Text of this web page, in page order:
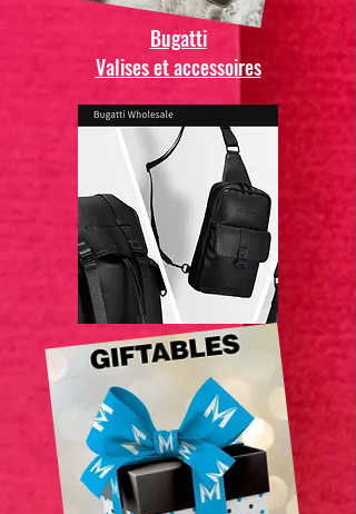
Bugatti
Valises et accessoires